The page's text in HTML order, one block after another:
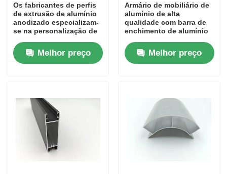
Perfis da janela de alumínio
Perfis de portas de alumínio
Acessórios de perfis de alumínio
Perfis de janela de batente
Os fabricantes de perfis
de extrusão de alumínio
anodizado especializam-
se na personalização de
extrudido para armários
de cozinha.Melhor preço
Armário de mobiliário de
alumínio de alta
qualidade com barra de
enchimento de alumínio
Melhor preço